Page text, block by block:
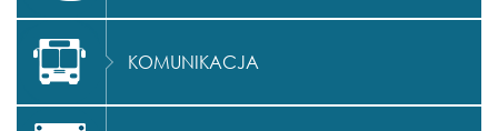
KOMUNIKACJA